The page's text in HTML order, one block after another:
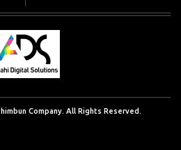
Company. All Rights Reserved.